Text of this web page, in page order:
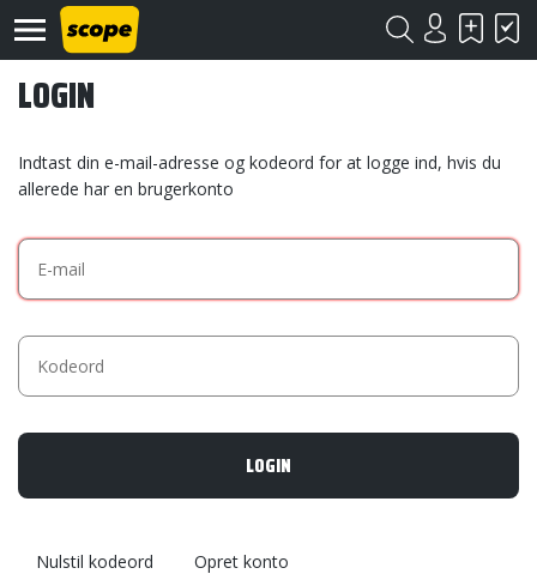
Kontakt
©
2020
LOGIN
Indtast din e-mail-adresse og kodeord for at logge ind, hvis du
allerede har en brugerkonto
Nulstil kodeord Opret konto